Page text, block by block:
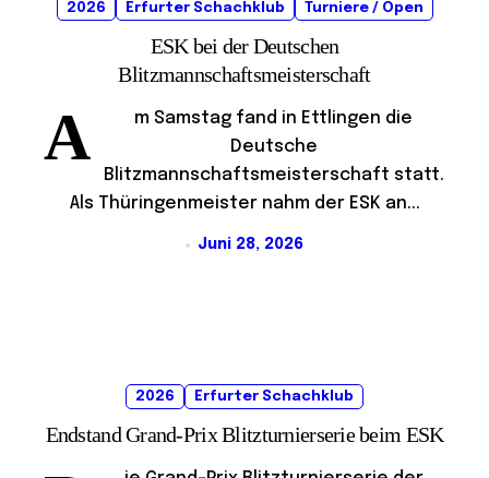
2026 Erfurter Schachklub Turniere / Open
ESK bei der Deutschen
Blitzmannschaftsmeisterschaft
A
m Samstag fand in Ettlingen die
Deutsche
Blitzmannschaftsmeisterschaft statt.
Als Thüringenmeister nahm der ESK an...
Juni 28, 2026
2026 Erfurter Schachklub
Endstand Grand-Prix Blitzturnierserie beim ESK